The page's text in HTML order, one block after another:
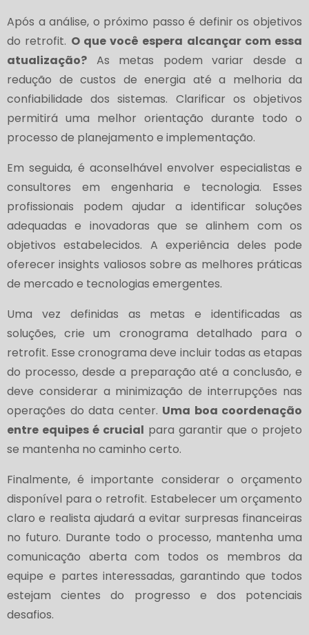
Após a análise, o próximo passo é definir os objetivos
do retrofit. O que você espera alcançar com essa
atualização? As metas podem variar desde a
redução de custos de energia até a melhoria da
confiabilidade dos sistemas. Clarificar os objetivos
permitirá uma melhor orientação durante todo o
processo de planejamento e implementação.
Em seguida, é aconselhável envolver especialistas e
consultores em engenharia e tecnologia. Esses
profissionais podem ajudar a identificar soluções
adequadas e inovadoras que se alinhem com os
objetivos estabelecidos. A experiência deles pode
oferecer insights valiosos sobre as melhores práticas
de mercado e tecnologias emergentes.
Uma vez definidas as metas e identificadas as
soluções, crie um cronograma detalhado para o
retrofit. Esse cronograma deve incluir todas as etapas
do processo, desde a preparação até a conclusão, e
deve considerar a minimização de interrupções nas
operações do data center. Uma boa coordenação
entre equipes é crucial para garantir que o projeto
se mantenha no caminho certo.
Finalmente, é importante considerar o orçamento
disponível para o retrofit. Estabelecer um orçamento
claro e realista ajudará a evitar surpresas financeiras
no futuro. Durante todo o processo, mantenha uma
comunicação aberta com todos os membros da
equipe e partes interessadas, garantindo que todos
estejam cientes do progresso e dos potenciais
desafios.